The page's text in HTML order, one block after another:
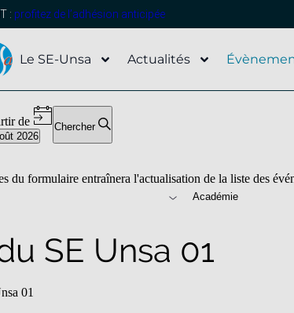
: profitez de l’adhésion anticipée
Le SE-Unsa Actualités
Chercher
de
2026
du formulaire entraînera l'actualisation de la liste des
Académie
SE Unsa 01
01